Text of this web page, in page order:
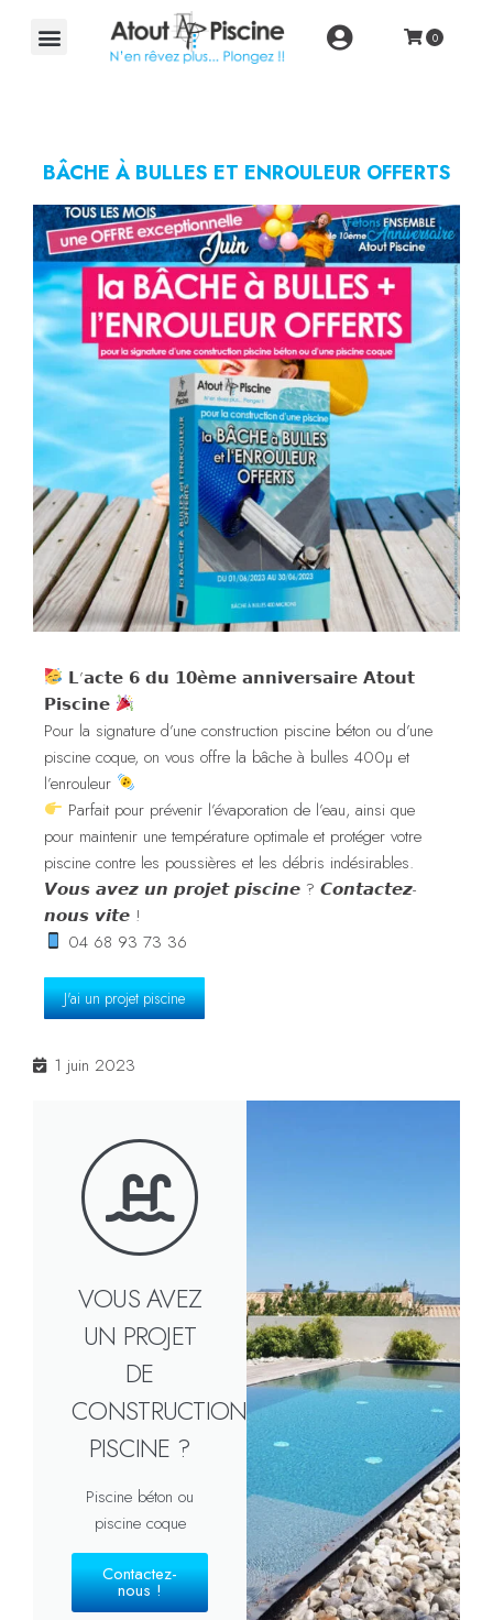
BÂCHE À BULLES ET ENROULEUR OFFERTS
𝗟’𝗮𝗰𝘁𝗲 𝟲 𝗱𝘂 𝟭𝟬𝗲̀𝗺𝗲 𝗮𝗻𝗻𝗶𝘃𝗲𝗿𝘀𝗮𝗶𝗿𝗲 𝗔𝘁𝗼𝘂𝘁
𝗣𝗶𝘀𝗰𝗶𝗻𝗲
Pour la signature d’une construction piscine béton ou d’une
piscine coque, on vous offre la bâche à bulles 400µ et
l’enrouleur
Parfait pour prévenir l’évaporation de l’eau, ainsi que
pour maintenir une température optimale et protéger votre
piscine contre les poussières et les débris indésirables.
𝙑𝙤𝙪𝙨 𝙖𝙫𝙚𝙯 𝙪𝙣 𝙥𝙧𝙤𝙟𝙚𝙩 𝙥𝙞𝙨𝙘𝙞𝙣𝙚 ? 𝘾𝙤𝙣𝙩𝙖𝙘𝙩𝙚𝙯-
𝙣𝙤𝙪𝙨 𝙫𝙞𝙩𝙚 !
04 68 93 73 36
J'ai un projet piscine
1 juin 2023
VOUS AVEZ
UN PROJET
DE
CONSTRUCTION
PISCINE ?
Piscine béton ou
piscine coque
Contactez-
nous !